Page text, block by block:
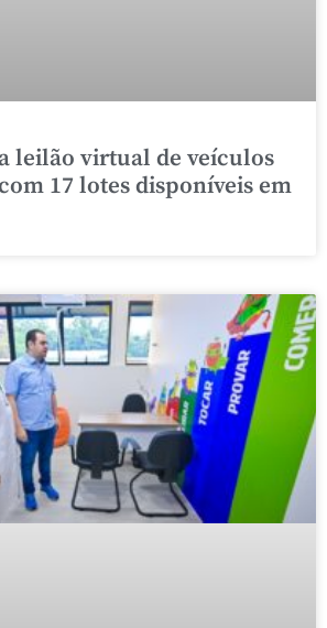
leilão virtual de veículos
17 lotes disponíveis em